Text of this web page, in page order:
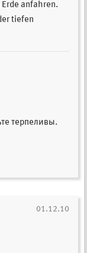
anfahren.
tiefen
терпеливы.
01.12.10